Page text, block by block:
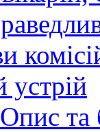
устрій
Опис та